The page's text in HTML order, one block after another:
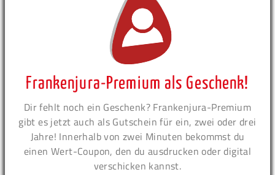
Frankenjura-Premium als Geschenk!
Dir fehlt noch ein Geschenk? Frankenjura-Premium
gibt es jetzt auch als Gutschein für ein, zwei oder drei
Jahre! Innerhalb von zwei Minuten bekommst du
einen Wert-Coupon, den du ausdrucken oder digital
verschicken kannst.